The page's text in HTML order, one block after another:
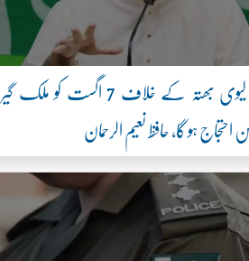
پٹرولیم لیوی بھتہ کے خلاف 7 اگست کو ملک گیر
ہو گا، حافظ نعیم الرحمان